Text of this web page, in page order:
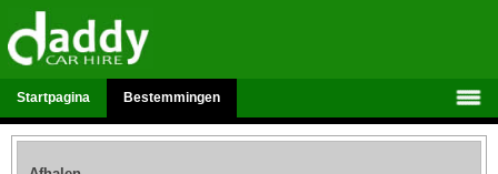
Startpagina Bestemmingen